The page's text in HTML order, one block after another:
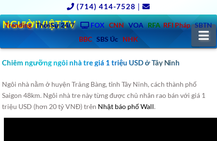
(714) 414-7528 |
Trending ThờiSự 24/7 FOX CNN VOA RFA RFI Pháp SBTN
BBC SBS Úc NHK
NGƯỜIVIỆT.TV
Chiêm ngưỡng ngôi nhà tre giá 1 triệu USD ở Tây Ninh
Ngôi nhà nằm ở huyện Trảng Bàng, tỉnh Tây Ninh, cách thành phố
Saigon 48km. Ngôi nhà tre này từng được chủ nhân rao bán với giá 1
triệu USD (hơn 20 tỷ VNĐ) trên Nhật báo phố Wall.